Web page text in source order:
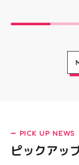
ぜひご参加ください️
PICK UP NEWS
ピックアッ